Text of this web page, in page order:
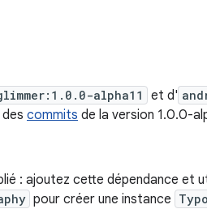
alpha11 et d'
commits de la version 1.0.0-
: ajoutez cette dépendance et
pour créer une instance